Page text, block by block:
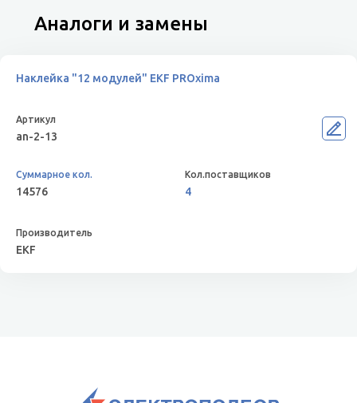
Аналоги и замены
Наклейка "12 модулей" EKF PROxima
an-2-13
14576 4
EKF